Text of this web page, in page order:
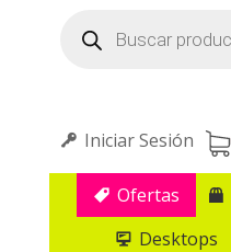
productos
Iniciar Sesión
Ofertas
Desktops